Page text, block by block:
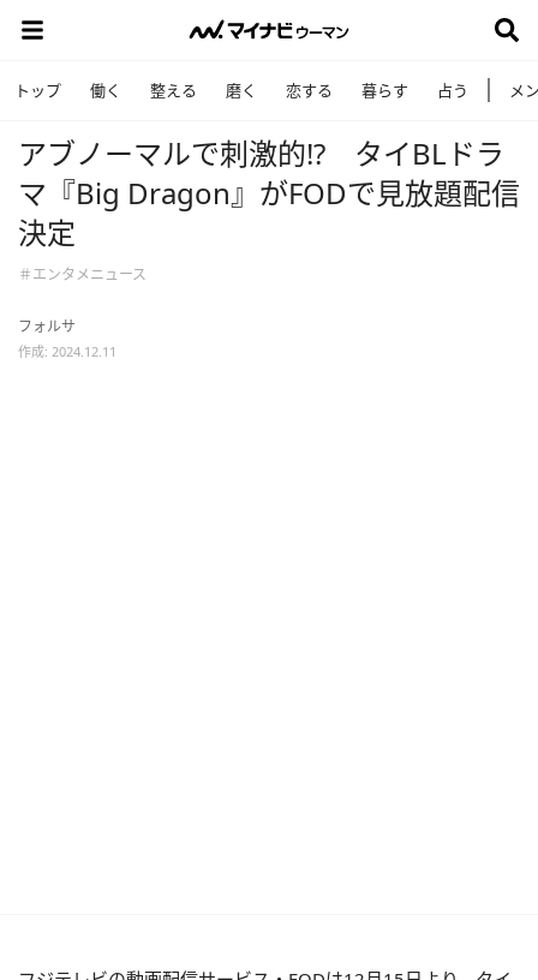
トップ 働く 整える 磨く 恋する 暮らす 占う メ
アブノーマルで刺激的⁉ タイBLドラ
マ『Big Dragon』がFODで見放題配信
決定
＃エンタメニュース
フォルサ
作成: 2024.12.11